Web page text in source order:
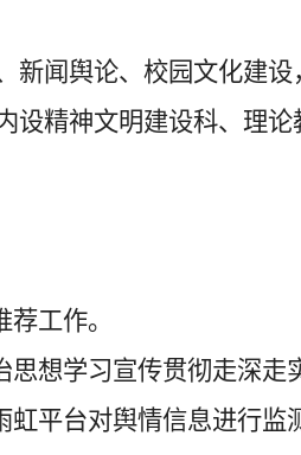
新闻舆论、校园文化建
精神文明建设科、理
工作。
想学习宣传贯彻走深走
平台对舆情信息进行监